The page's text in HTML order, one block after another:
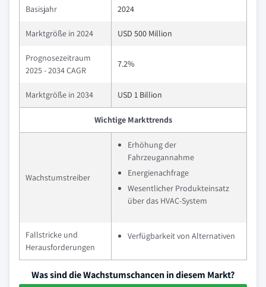
Basisjahr 2024
Marktgröße in 2024 USD 500 Million
Prognosezeitraum
2025 - 2034 CAGR
7.2%
Marktgröße in 2034 USD 1 Billion
Wichtige Markttrends
Wachstumstreiber
Erhöhung der
Fahrzeugannahme
Energienachfrage
Wesentlicher Produkteinsatz
über das HVAC-System
Fallstricke und
Herausforderungen
Verfügbarkeit von Alternativen
Was sind die Wachstumschancen in diesem Markt?